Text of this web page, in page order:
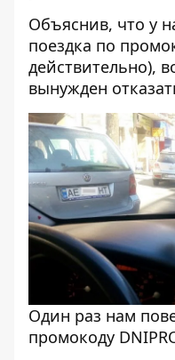
Объяснив, что у
поездка по
действительно),
вынужден
Один раз нам
промокоду